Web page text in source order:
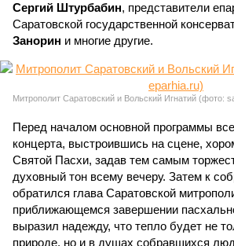
Сергий Штурбабин, представители
Саратовской государственной
Занорин и многие другие.
Митрополит Саратовский и Вольский Игнатий (фото:
Перед началом основной программы
концерта, выстроившись на сцене,
Святой Пасхи, задав тем самым
духовный тон всему вечеру. Затем к
обратился глава Саратовской
приближающемся завершении
выразил надежду, что тепло будет не
природе, но и в душах собравшихся